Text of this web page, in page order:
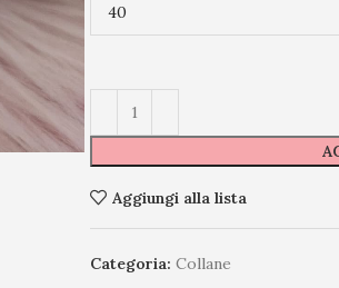
Aggiungi alla lista
Categoria: Collane